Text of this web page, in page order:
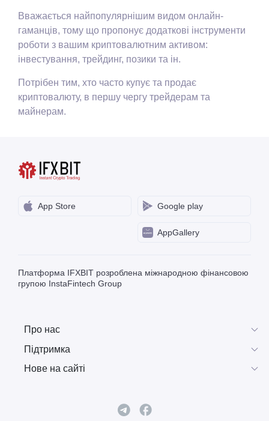
Вважається найпопулярнішим видом онлайн-
гаманців, тому що пропонує додаткові інструменти
роботи з вашим криптовалютним активом:
інвестування, трейдинг, позики та ін.
Потрібен тим, хто часто купує та продає
криптовалюту, в першу чергу трейдерам та
майнерам.
App Store Google play
AppGallery
Платформа IFXBIT розроблена міжнародною фінансовою
групою InstaFintech Group
Про нас
Підтримка
Нове на сайті